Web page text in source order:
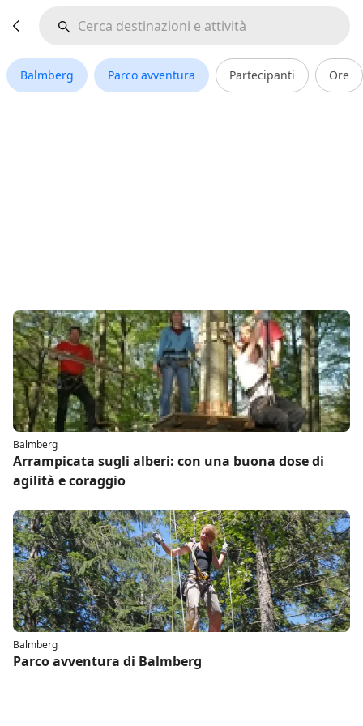
Balmberg Parco avventura Partecipanti Ore
Balmberg
Arrampicata sugli alberi: con una buona dose di
agilità e coraggio
Balmberg
Parco avventura di Balmberg